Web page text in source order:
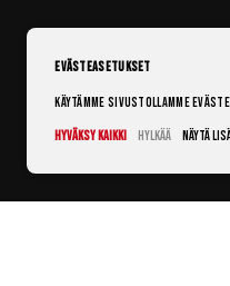
Evästeasetukset
Käytämme sivustollamme
Hyväksy kaikki
Hylkää Näytä